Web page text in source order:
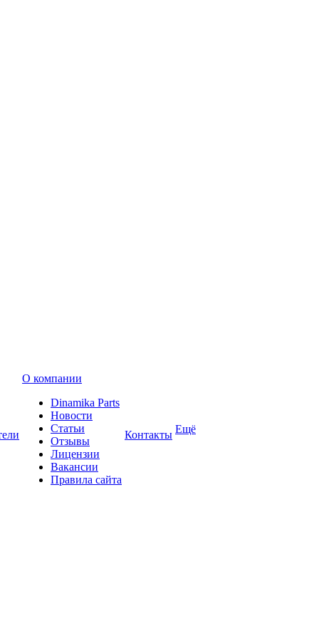
О компании
Dinamika Parts
Новости
Статьи
Отзывы
Лицензии
Вакансии
Правила сайта
Контакты Ещё